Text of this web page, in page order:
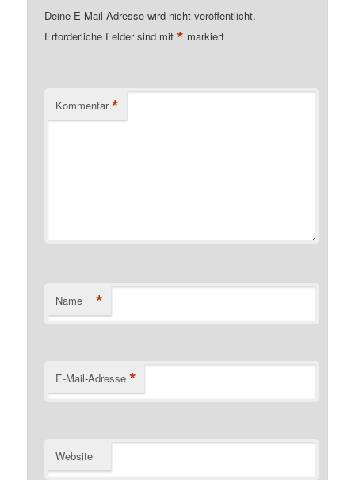
Deine E-Mail-Adresse wird nicht veröffentlicht.
Erforderliche Felder sind mit* markiert
Kommentar *
Name *
E-Mail-Adresse *
Website